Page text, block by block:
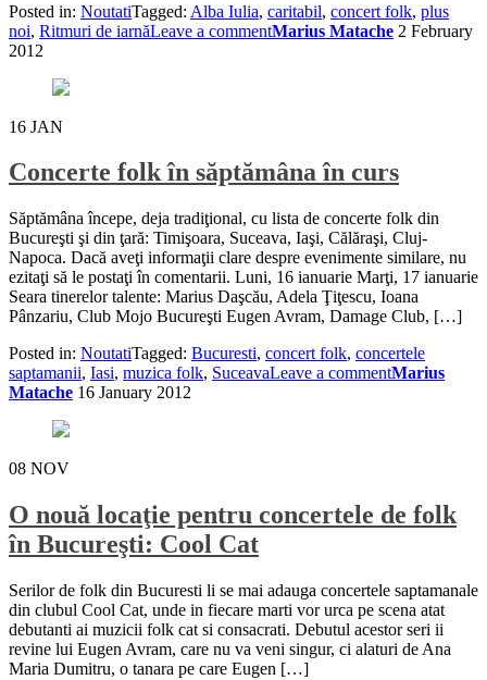
Posted in: NoutatiTagged: Alba Iulia, caritabil, concert folk, plus
noi, Ritmuri de iarnăLeave a commentMarius Matache 2 February
2012
16 JAN
Concerte folk în săptămâna în curs
Săptămâna începe, deja tradiţional, cu lista de concerte folk din
Bucureşti şi din ţară: Timişoara, Suceava, Iaşi, Călăraşi, Cluj-
Napoca. Dacă aveţi informaţii clare despre evenimente similare, nu
ezitaţi să le postaţi în comentarii. Luni, 16 ianuarie Marţi, 17 ianuarie
Seara tinerelor talente: Marius Daşcău, Adela Ţiţescu, Ioana
Pânzariu, Club Mojo Bucureşti Eugen Avram, Damage Club, […]
Posted in: NoutatiTagged: Bucuresti, concert folk, concertele
saptamanii, Iasi, muzica folk, SuceavaLeave a commentMarius
Matache 16 January 2012
08 NOV
O nouă locaţie pentru concertele de folk
în Bucureşti: Cool Cat
Serilor de folk din Bucuresti li se mai adauga concertele saptamanale
din clubul Cool Cat, unde in fiecare marti vor urca pe scena atat
debutanti ai muzicii folk cat si consacrati. Debutul acestor seri ii
revine lui Eugen Avram, care nu va veni singur, ci alaturi de Ana
Maria Dumitru, o tanara pe care Eugen […]